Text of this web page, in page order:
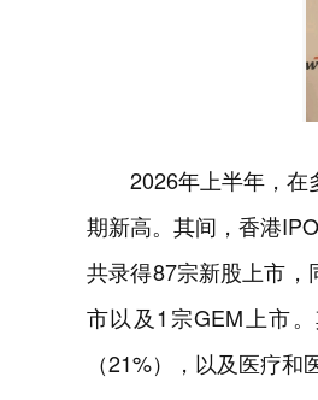
2026年上半年，在
期新高。其间，香港
共录得87宗新股上市，
市以及1宗GEM上市
（21%），以及医疗和